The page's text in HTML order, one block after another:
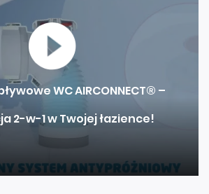
WC AIRCONNECT® –
2-w-1 w Twojej łazience!